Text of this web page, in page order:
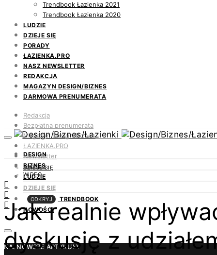
Trendbook Łazienka 2021
Trendbook Łazienka 2020
LUDZIE
DZIEJE SIĘ
PORADY
ŁAZIENKA.PRO
NASZ NEWSLETTER
REDAKCJA
MAGAZYN DESIGN/BIZNES
DARMOWA PRENUMERATA
Redakcja
Bezpłatna prenumerata
Magazyn Design/Biznes
ŁAZIENKA.PRO
Newsletter
Kontakt
DESIGN
BIZNES
LUDZIE
DZIEJE SIĘ
ODKRYJ
TRENDBOOK
NOWOŚCI
NAJNOWSZE ARTYKUŁY
DZIEJE SIĘ
WIDEO
Jak realnie
dyskusję z